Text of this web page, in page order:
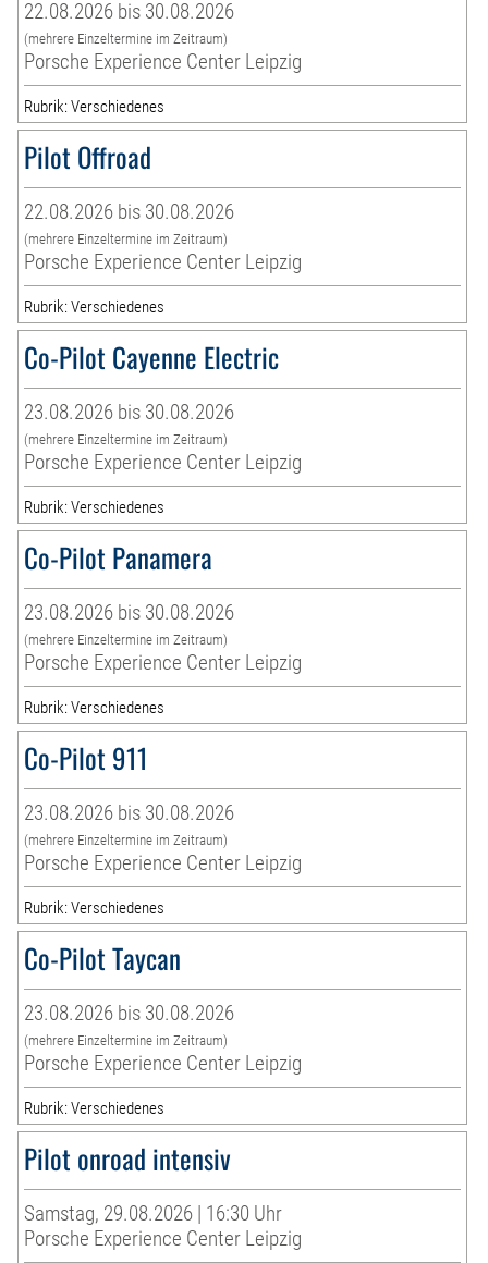
22.08.2026 bis 30.08.2026
(mehrere Einzeltermine im Zeitraum)
Porsche Experience Center Leipzig
Rubrik: Verschiedenes
Pilot Offroad
22.08.2026 bis 30.08.2026
(mehrere Einzeltermine im Zeitraum)
Porsche Experience Center Leipzig
Rubrik: Verschiedenes
Co-Pilot Cayenne Electric
23.08.2026 bis 30.08.2026
(mehrere Einzeltermine im Zeitraum)
Porsche Experience Center Leipzig
Rubrik: Verschiedenes
Co-Pilot Panamera
23.08.2026 bis 30.08.2026
(mehrere Einzeltermine im Zeitraum)
Porsche Experience Center Leipzig
Rubrik: Verschiedenes
Co-Pilot 911
23.08.2026 bis 30.08.2026
(mehrere Einzeltermine im Zeitraum)
Porsche Experience Center Leipzig
Rubrik: Verschiedenes
Co-Pilot Taycan
23.08.2026 bis 30.08.2026
(mehrere Einzeltermine im Zeitraum)
Porsche Experience Center Leipzig
Rubrik: Verschiedenes
Pilot onroad intensiv
Samstag, 29.08.2026 | 16:30 Uhr
Porsche Experience Center Leipzig